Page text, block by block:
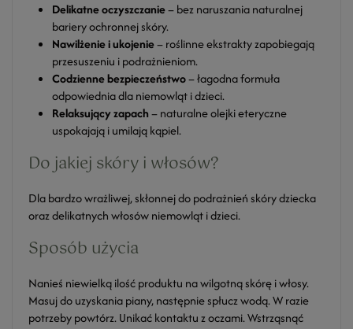
Delikatne oczyszczanie– bez naruszania naturalnej
bariery ochronnej skóry.
Nawilżenie i ukojenie– roślinne ekstrakty zapobiegają
przesuszeniu i podrażnieniom.
Codzienne bezpieczeństwo– łagodna formuła
odpowiednia dla niemowląt i dzieci.
Relaksujący zapach– naturalne olejki eteryczne
uspokajają i umilają kąpiel.
Do jakiej skóry i włosów?
Dla bardzo wrażliwej, skłonnej do podrażnień skóry dziecka
oraz delikatnych włosów niemowląt i dzieci.
Sposób użycia
Nanieś niewielką ilość produktu na wilgotną skórę i włosy.
Masuj do uzyskania piany, następnie spłucz wodą. W razie
potrzeby powtórz. Unikać kontaktu z oczami. Wstrząsnąć